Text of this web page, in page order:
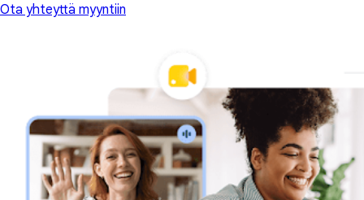
Ota yhteyttä myyntiin